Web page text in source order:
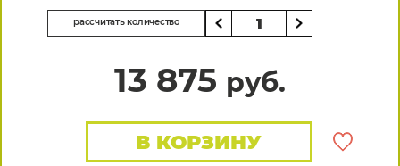
рассчитать количество
13 875 руб.
В КОРЗИНУ